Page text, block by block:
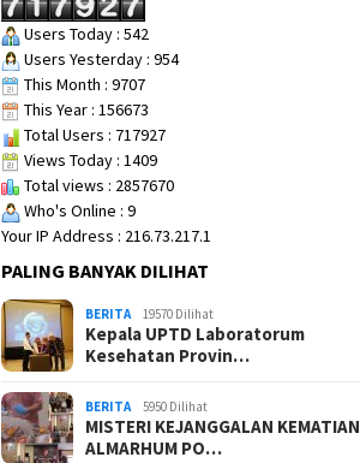
Users Today : 542
Users Yesterday : 954
This Month : 9707
This Year : 156673
Total Users : 717927
Views Today : 1409
Total views : 2857670
Who's Online : 9
Your IP Address : 216.73.217.1
PALING BANYAK DILIHAT
BERITA 19570 Dilihat
Kepala UPTD Laboratorum
Kesehatan Provin…
BERITA 5950 Dilihat
MISTERI KEJANGGALAN KEMATIAN
ALMARHUM PO…